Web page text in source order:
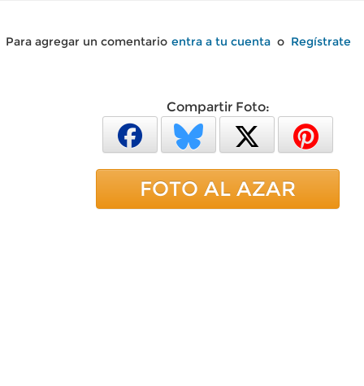
Para agregar un comentario entra a tu cuenta o Regístrate
Compartir Foto:
FOTO AL AZAR